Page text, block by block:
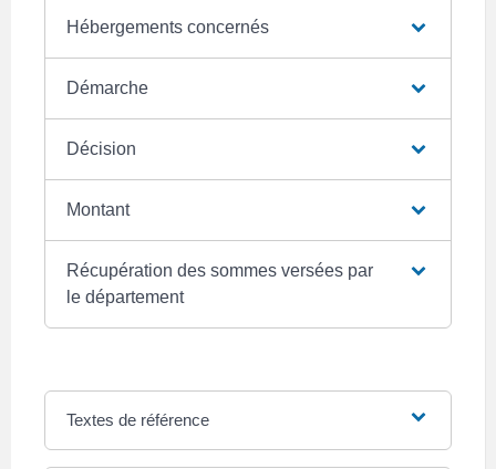
Hébergements concernés
Démarche
Décision
Montant
Récupération des sommes versées par
le département
Textes de référence